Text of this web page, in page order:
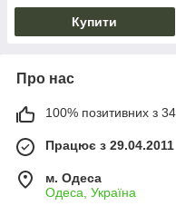
Купити
Про нас
100% позитивних з 34
Працює з 29.04.2011
м. Одеса
Одеса, Україна